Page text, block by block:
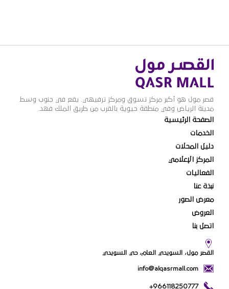
قصر مول هو أكبر مركز تسوق ومركز ترفيهي. يقع في جنوب وسط
مدينة الرياض وفي منطقة حيوية بالقرب من طريق الملك فهد.
الصفحة الرئيسية
الخدمات
دليل المحلات
المركز الإعلامي
الفعاليات
نبذة عنا
معرض الصور
العروض
اتصل بنا
القصر مول، السويدي العام، حي السويدي
info@alqasrmall.com
+966118250777